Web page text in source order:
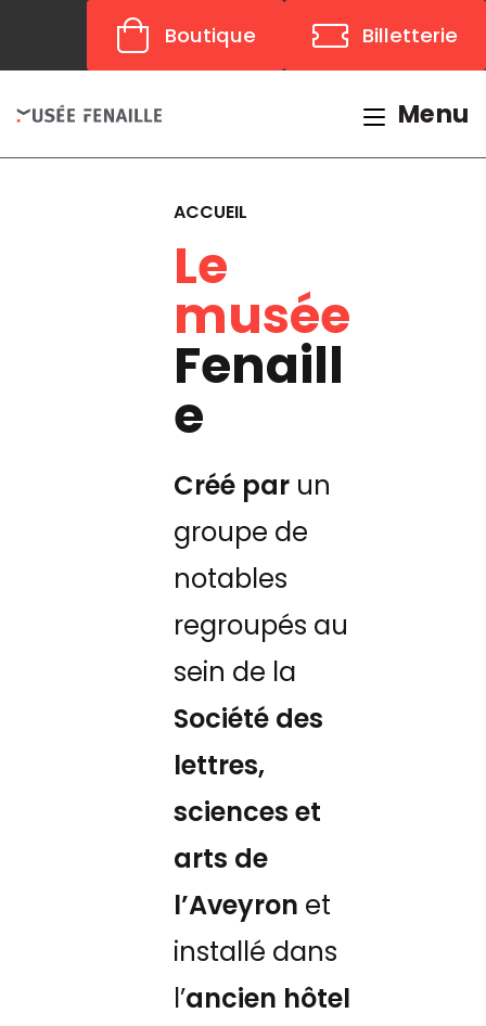
Panneau de gestion des cookies
Boutique Billetterie
Menu
ACCUEIL
Le
musée
Fenaill
e
Créé par un
groupe de
notables
regroupés au
sein de la
Société des
lettres,
sciences et
arts de
l’Aveyron et
installé dans
l’ancien hôtel